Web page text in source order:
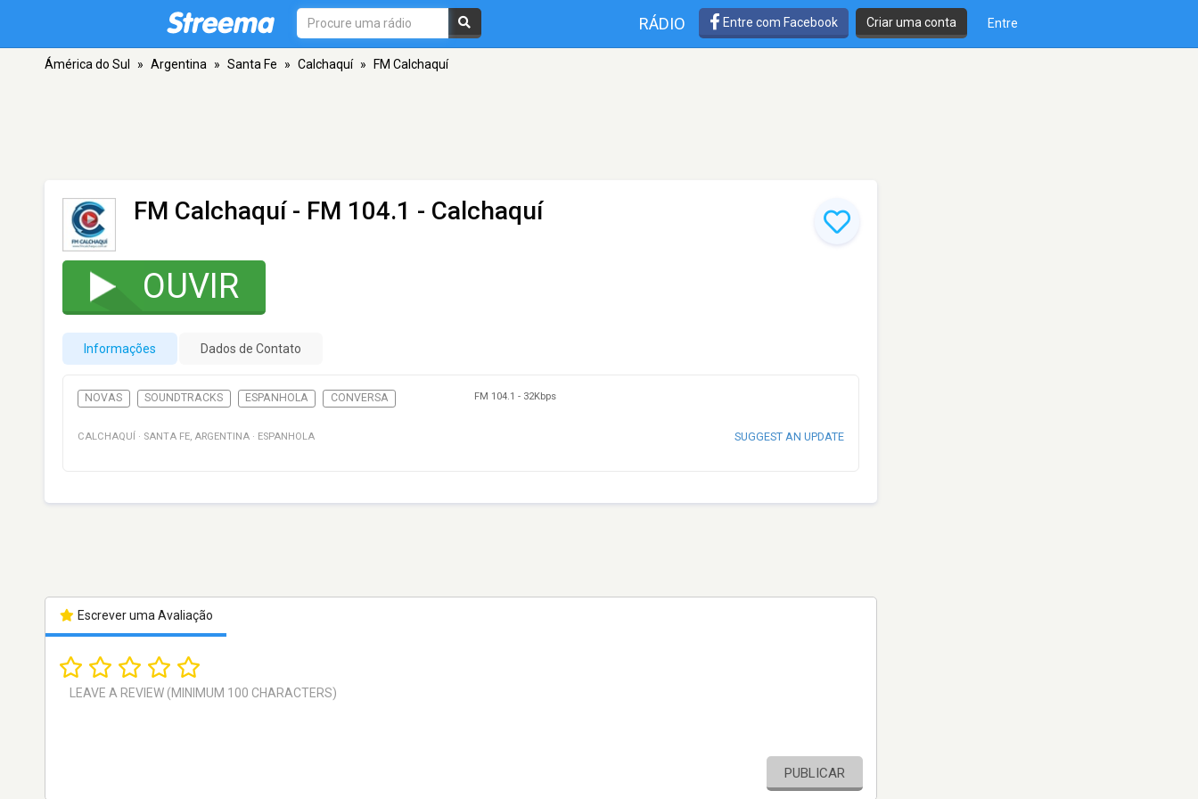
RÁDIO Entre com Facebook Criar uma conta Entre
Ámérica do Sul » Argentina » Santa Fe » Calchaquí » FM Calchaquí
FM Calchaquí- FM 104.1 - Calchaquí
OUVIR
Informações Dados de Contato
NOVAS SOUNDTRACKS ESPANHOLA CONVERSA FM 104.1 - 32Kbps
CALCHAQUÍ · SANTA FE, ARGENTINA · ESPANHOLA SUGGEST AN UPDATE
Escrever uma Avaliação
PUBLICAR